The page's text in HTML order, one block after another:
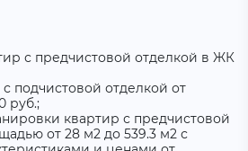
с предчистовой отделкой в ЖК
подчистовой отделкой от
руб.;
квартир с предчистовой
от 28 м2 до 539.3 м2 с